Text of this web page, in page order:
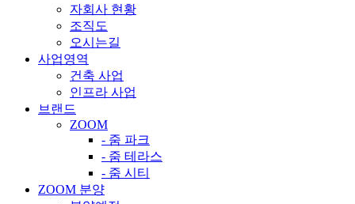
자회사 현황
조직도
오시는길
사업영역
건축 사업
인프라 사업
브랜드
ZOOM
- 줌 파크
- 줌 테라스
- 줌 시티
ZOOM 분양